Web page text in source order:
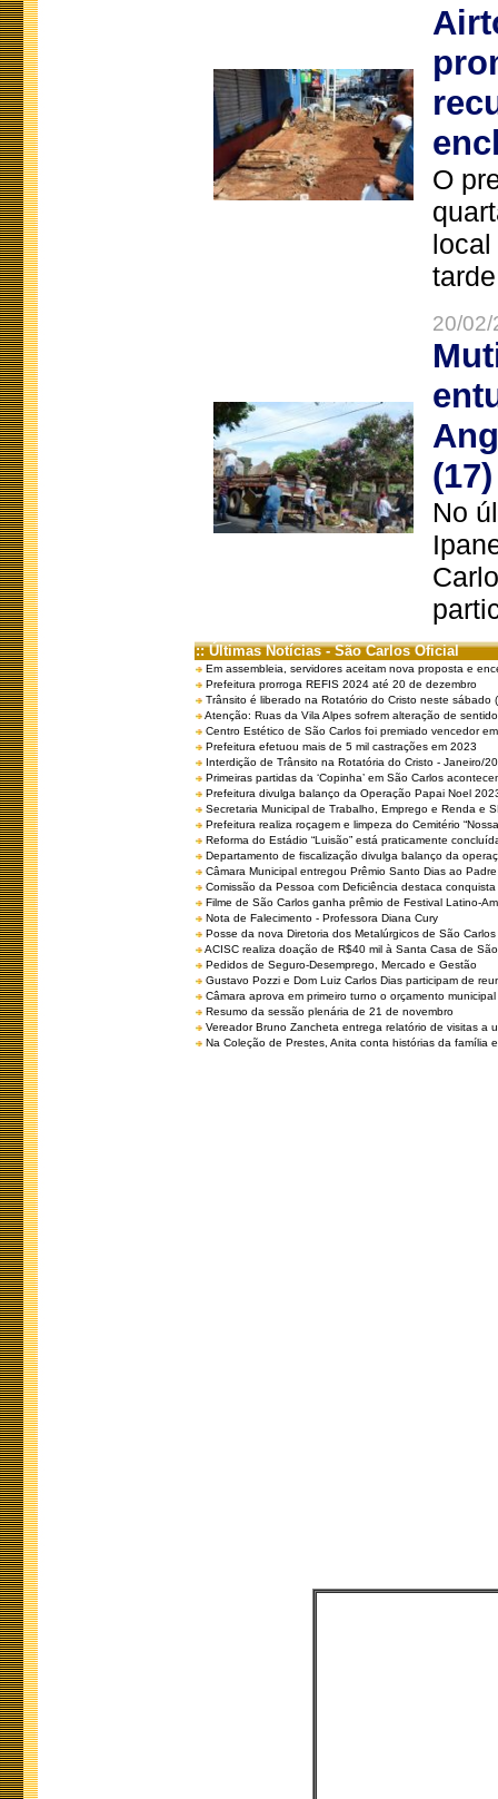
O
20/
(17)
No
:: Últimas Notícias - São Carlos Oficial
Em assembleia, servidores aceitam nova proposta e
Prefeitura prorroga REFIS 2024 até 20 de dezembro
Trânsito é liberado na Rotatório do Cristo neste sábado
Atenção: Ruas da Vila Alpes sofrem alteração de
Centro Estético de São Carlos foi premiado vencedor
Prefeitura efetuou mais de 5 mil castrações em 2023
Interdição de Trânsito na Rotatória do Cristo - Janeiro/
Primeiras partidas da ‘Copinha’ em São Carlos
Prefeitura divulga balanço da Operação Papai Noel
Secretaria Municipal de Trabalho, Emprego e Renda e
Prefeitura realiza roçagem e limpeza do Cemitério
Reforma do Estádio “Luisão” está praticamente
Departamento de fiscalização divulga balanço da
Câmara Municipal entregou Prêmio Santo Dias ao
Comissão da Pessoa com Deficiência destaca
Filme de São Carlos ganha prêmio de Festival Latino-
Nota de Falecimento - Professora Diana Cury
Posse da nova Diretoria dos Metalúrgicos de São
ACISC realiza doação de R$40 mil à Santa Casa de
Pedidos de Seguro-Desemprego, Mercado e Gestão
Gustavo Pozzi e Dom Luiz Carlos Dias participam de
Câmara aprova em primeiro turno o orçamento
Resumo da sessão plenária de 21 de novembro
Vereador Bruno Zancheta entrega relatório de visitas a
Na Coleção de Prestes, Anita conta histórias da família